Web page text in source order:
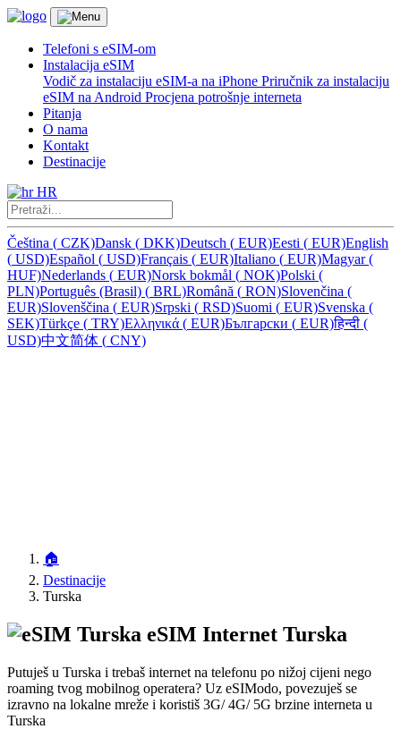
Telefoni s eSIM-om
Instalacija eSIM
Vodič za instalaciju eSIM-a na iPhone Priručnik za instalaciju
eSIM na Android Procjena potrošnje interneta
Pitanja
O nama
Kontakt
Destinacije
HR
Čeština ( CZK)Dansk ( DKK)Deutsch ( EUR)Eesti ( EUR)English
( USD)Español ( USD)Français ( EUR)Italiano ( EUR)Magyar(
HUF)Nederlands ( EUR)Norsk bokmål ( NOK)Polski (
PLN)Português (Brasil) ( BRL)Română ( RON)Slovenčina (
EUR)Slovenščina ( EUR)Srpski ( RSD)Suomi ( EUR)Svenska (
SEK)Türkçe ( TRY)Ελληνικά ( EUR)Български ( EUR)हिन्दी (
USD)中文简体 ( CNY)
🏠
Destinacije
Turska
eSIM Internet Turska
Putuješ u Turska i trebaš internet na telefonu po nižoj cijeni nego
roaming tvog mobilnog operatera? Uz eSIModo, povezuješ se
izravno na lokalne mreže i koristiš 3G/ 4G/ 5G brzine interneta u
Turska